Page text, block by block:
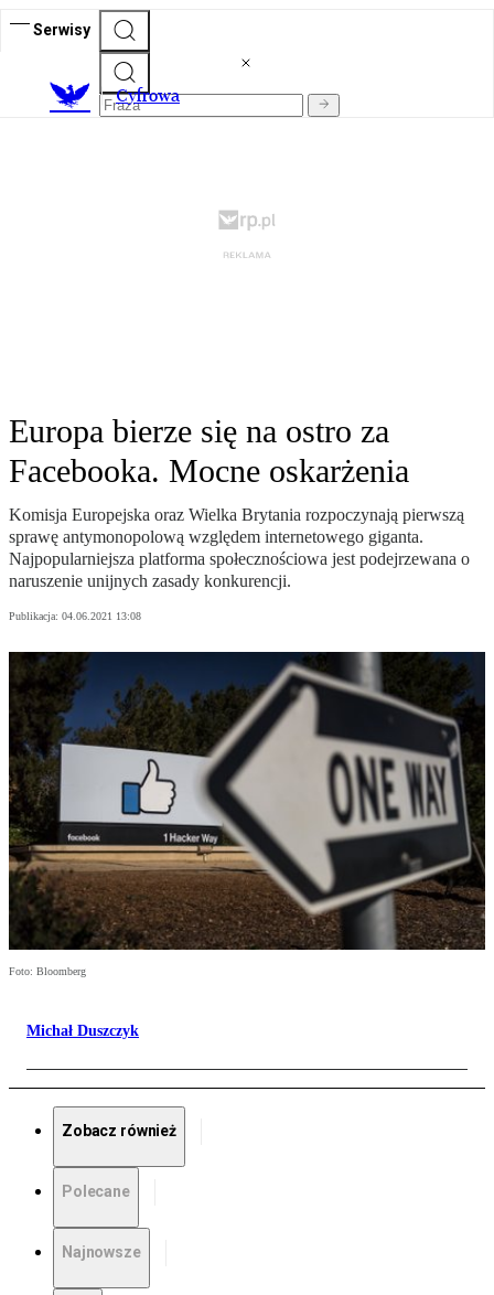
Serwisy
Cyfrowa
Europa bierze się na ostro za
Facebooka. Mocne oskarżenia
Komisja Europejska oraz Wielka Brytania rozpoczynają pierwszą
sprawę antymonopolową względem internetowego giganta.
Najpopularniejsza platforma społecznościowa jest podejrzewana o
naruszenie unijnych zasady konkurencji.
Publikacja: 04.06.2021 13:08
Foto: Bloomberg
Michał Duszczyk
Zobacz również
Polecane
Najnowsze